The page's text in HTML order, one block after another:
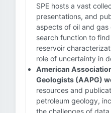
SPE hosts a vast
presentations, and
aspects of oil and
search function to
reservoir
role of uncertainty in
American
Geologists (AAPG)
resources and
petroleum geology,
the challenges of